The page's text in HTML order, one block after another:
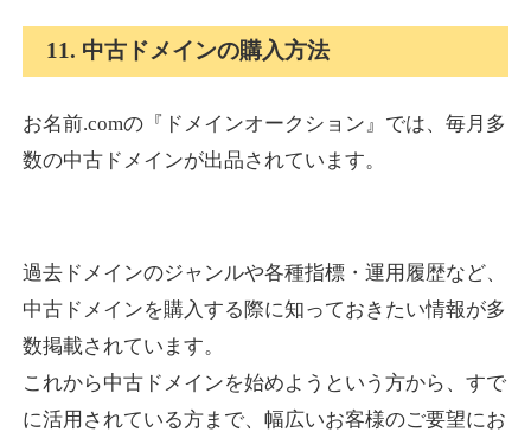
11. 中古ドメインの購入方法
お名前.comの『ドメインオークション』では、毎月多
数の中古ドメインが出品されています。
過去ドメインのジャンルや各種指標・運用履歴など、
中古ドメインを購入する際に知っておきたい情報が多
数掲載されています。
これから中古ドメインを始めようという方から、すで
に活用されている方まで、幅広いお客様のご要望にお